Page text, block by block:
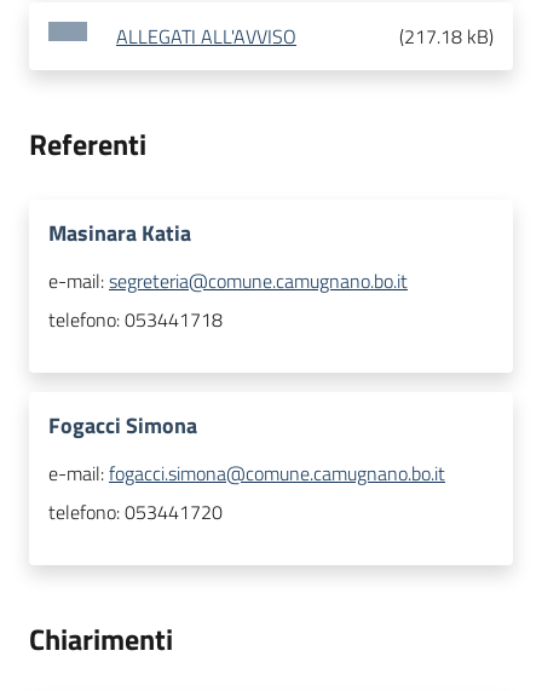
ALLEGATI ALL'AVVISO (217.18 kB)
Referenti
Masinara Katia
e-mail:segreteria@comune.camugnano.bo.it
telefono:053441718
Fogacci Simona
e-mail:fogacci.simona@comune.camugnano.bo.it
telefono:053441720
Chiarimenti